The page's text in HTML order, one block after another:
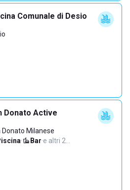
Comunale di Desio
Donato Active
Donato Milanese
· Bar·e altri 2…